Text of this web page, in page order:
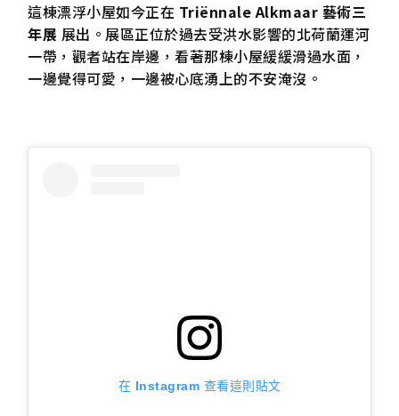
這棟漂浮小屋如今正在 Triënnale Alkmaar 藝術三
年展 展出。展區正位於過去受洪水影響的北荷蘭運河
一帶，觀者站在岸邊，看著那棟小屋緩緩滑過水面，
一邊覺得可愛，一邊被心底湧上的不安淹沒。
在 Instagram 查看這則貼文